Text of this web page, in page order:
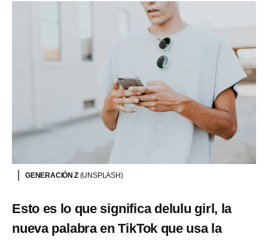
GENERACIÓN Z (UNSPLASH)
Esto es lo que significa delulu girl, la
nueva palabra en TikTok que usa la